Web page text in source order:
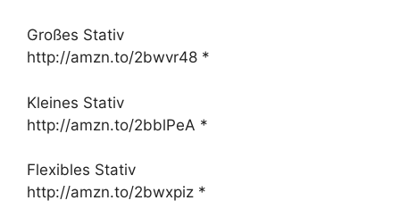
Großes Stativ
http://amzn.to/2bwvr48 *
Kleines Stativ
http://amzn.to/2bblPeA *
Flexibles Stativ
http://amzn.to/2bwxpiz *